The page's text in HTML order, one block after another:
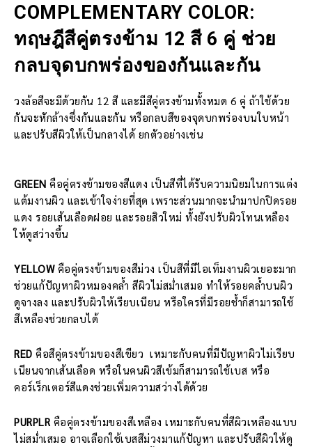
COMPLEMENTARY COLOR:
ทฤษฎีสีคู่ตรงข้าม 12 สี 6 คู่ ช่วย
กลบจุดบกพร่องของกันและกัน
วงล้อสีจะมีด้วยกัน 12 สี และมีสีคู่ตรงข้ามทั้งหมด 6 คู่ ถ้าใช้ด้วย
กันจะหักล้างซึ่งกันและกัน หรือกลบสีของจุดบกพร่องบนใบหน้า
และปรับสีผิวให้เป็นกลางได้ ยกตัวอย่างเช่น
GREEN คือคู่ตรงข้ามของสีแดง เป็นสีที่ได้รับความนิยมในการแต่ง
แต้มงานผิว และเข้าใจง่ายที่สุด เพราะส่วนมากจะนำมาปกปิดรอย
แดง รอยเส้นเลือดฝอย และรอยสิวใหม่ ทั้งยังปรับผิวโทนเหลือง
ให้ดูสว่างขึ้น
YELLOWคือคู่ตรงข้ามของสีม่วง เป็นสีที่มีไอเท็มงานผิวเยอะมาก
ช่วยแก้ปัญหาผิวหมองคล้ำ สีผิวไม่สม่ำเสมอ ทำให้รอยคล้ำบนผิว
ดูจางลง และปรับผิวให้เรียบเนียน หรือใครที่มีรอยช้ำก็สามารถใช้
สีเหลืองช่วยกลบได้
RED คือสีคู่ตรงข้ามของสีเขียว เหมาะกับคนที่มีปัญหาผิวไม่เรียบ
เนียนจากเส้นเลือด หรือในคนผิวสีเข้มก็สามารถใช้เบส หรือ
คอร์เร็กเตอร์สีแดงช่วยเพิ่มความสว่างได้ด้วย
PURPLR คือคู่ตรงข้ามของสีเหลือง เหมาะกับคนที่สีผิวเหลืองแบบ
ไม่สม่ำเสมอ อาจเลือกใช้เบสสีม่วงมาแก้ปัญหา และปรับสีผิวให้ดู